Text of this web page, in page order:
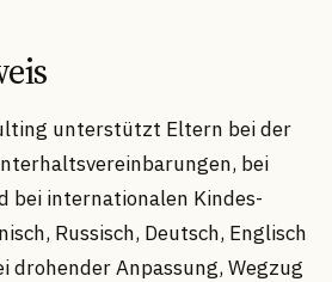
unterstützt Eltern bei der
bei
bei internationalen Kindes-
Russisch, Deutsch, Englisch
drohender Anpassung, Wegzug